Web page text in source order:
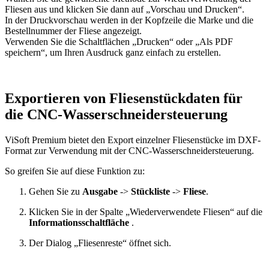
Fliesen aus und klicken Sie dann auf „Vorschau und Drucken“.
In der Druckvorschau werden in der Kopfzeile die Marke und die
Bestellnummer der Fliese angezeigt.
Verwenden Sie die Schaltflächen „Drucken“ oder „Als PDF
speichern“, um Ihren Ausdruck ganz einfach zu erstellen.
Exportieren von Fliesenstückdaten für
die CNC-Wasserschneidersteuerung
ViSoft Premium bietet den Export einzelner Fliesenstücke im DXF-
Format zur Verwendung mit der CNC-Wasserschneidersteuerung.
So greifen Sie auf diese Funktion zu:
Gehen Sie zu Ausgabe -> Stückliste -> Fliese.
Klicken Sie in der Spalte „Wiederverwendete Fliesen“ auf die
Informationsschaltfläche .
Der Dialog „Fliesenreste“ öffnet sich.